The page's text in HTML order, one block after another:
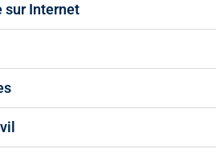
sur Internet